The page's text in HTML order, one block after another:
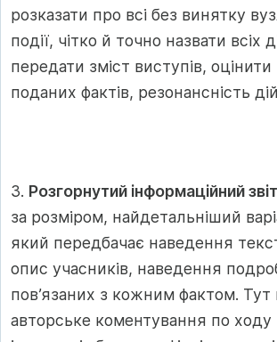
розказати про всі без винятку
події, чітко й точно назвати всіх
передати зміст виступів,
поданих фактів, резонансність
3. Розгорнутий інформаційний
за розміром, найдетальніший
який передбачає наведення
опис учасників, наведення
пов’язаних з кожним фактом.
авторське коментування по ходу